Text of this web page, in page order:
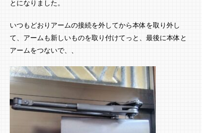
とになりました。
いつもどおりアームの接続を外してから本体を取り外し
て、アームも新しいものを取り付けてっと、最後に本体と
アームをつないで、、